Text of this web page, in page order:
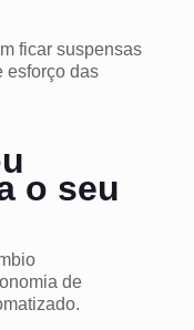
ficar suspensas
esforço das
o seu
de